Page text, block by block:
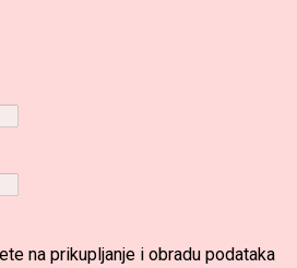
na prikupljanje i obradu podataka